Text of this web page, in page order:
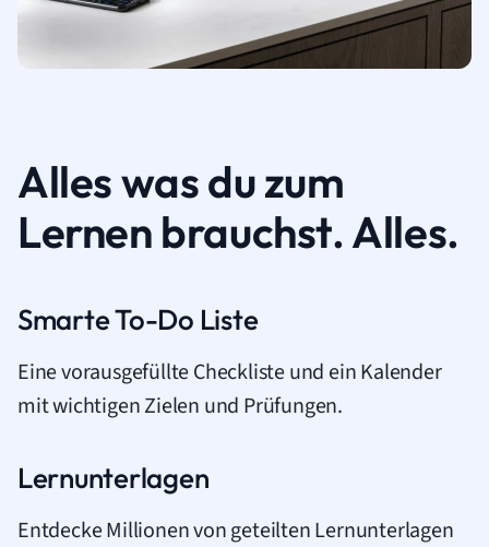
Alles was du zum
Lernen brauchst. Alles.
Smarte To-Do Liste
Eine vorausgefüllte Checkliste und ein Kalender
mit wichtigen Zielen und Prüfungen.
Lernunterlagen
Entdecke Millionen von geteilten Lernunterlagen